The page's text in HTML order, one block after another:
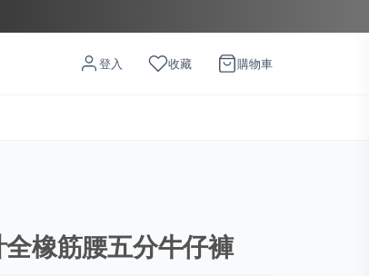
登入 收藏 購物車
橡筋腰五分牛仔褲